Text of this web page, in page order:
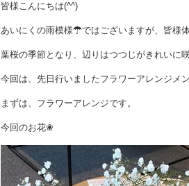
皆様こんにちは(^^)
あいにくの雨模様☂ではございますが、皆様
葉桜の季節となり、辺りはつつじがきれいに
今回は、先日行いましたフラワーアレンジメ
まずは、フラワーアレンジです。
今回のお花❀